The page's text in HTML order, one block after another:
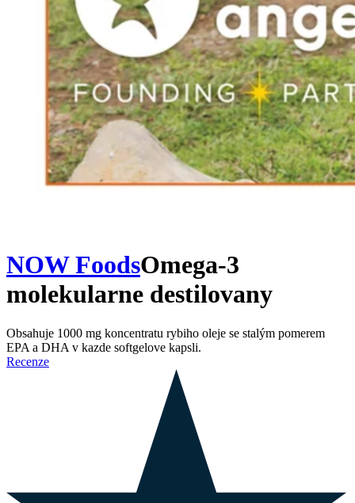
NOW FoodsOmega-3
molekularne destilovany
Obsahuje 1000 mg koncentratu rybiho oleje se stalým pomerem
EPA a DHA v kazde softgelove kapsli.
Recenze